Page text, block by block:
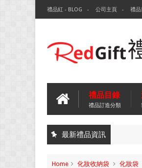
禮品紅 - BLOG 公司主頁 禮
禮品目錄
禮品訂造分類
最新禮品資訊
Home 化妝收納袋 化妝袋